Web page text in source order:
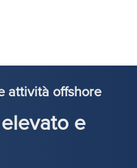
attività offshore
e